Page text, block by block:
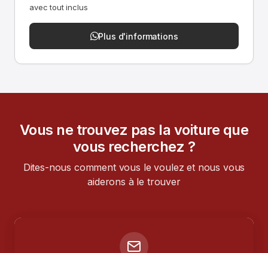
avec tout inclus
Plus d'informations
Vous ne trouvez pas la voiture que
vous recherchez ?
Dites-nous comment vous le voulez et nous vous
aiderons à le trouver